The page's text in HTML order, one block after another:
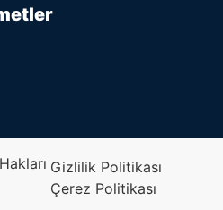
Gizlilik Politikası
Çerez Politikası